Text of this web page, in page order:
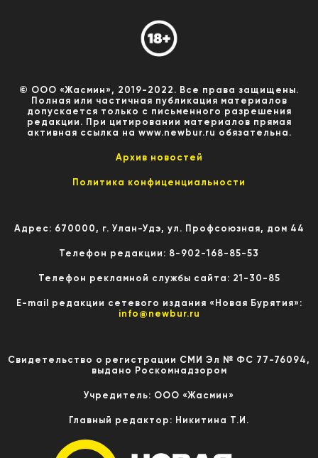
© ООО «Жасмин», 2019-2022. Все права защищены.
Полная или частичная публикация материалов
допускается только с письменного разрешения
редакции. При цитировании материалов прямая
активная ссылка на www.newbur.ru обязательна.
Архив новостей
Политика конфиценциальности
Адрес: 670000, г. Улан-Удэ, ул. Профсоюзная, дом 44
Телефон редакции: 8-902-168-85-53
Телефон рекламной службы сайта: 21-30-85
E-mail редакции сетевого издания «Новая Бурятия»:
info@newbur.ru
Свидетельство о регистрации СМИ Эл № ФС 77-76094,
выдано Роскомнадзором
Учредитель: ООО «Жасмин»
Главный редактор: Никитина Т.И.